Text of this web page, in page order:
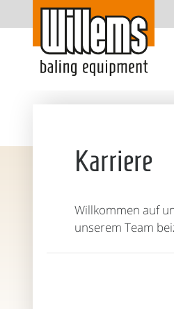
Karriere
Willkommen auf
unserem Team